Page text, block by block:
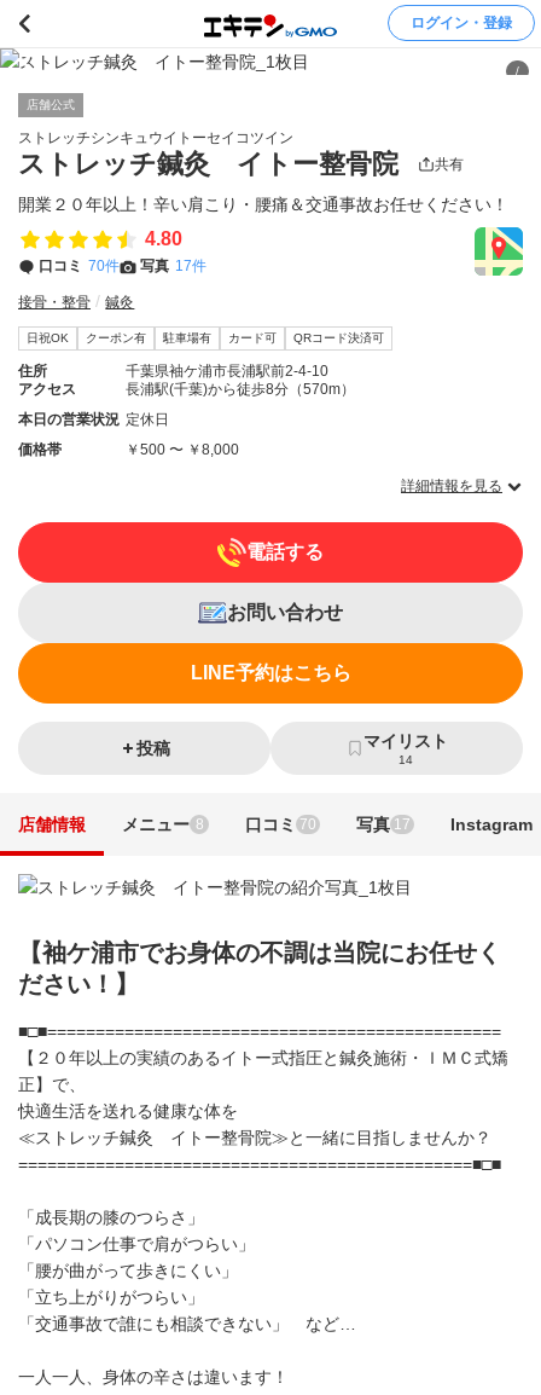
ログイン・登録
/
店舗公式
ストレッチシンキュウイトーセイコツイン
ストレッチ鍼灸 イトー整骨院 共有
開業２０年以上！辛い肩こり・腰痛＆交通事故お任せください！
4.80
口コミ 70件 写真 17件
接骨・整骨 鍼灸
日祝OK クーポン有 駐車場有 カード可 QRコード決済可
住所
千葉県袖ケ浦市長浦駅前2-4-10
アクセス
長浦駅(千葉)から徒歩8分（570m）
本日の営業状況 定休日
価格帯
￥500 〜 ￥8,000
詳細情報を見る
電話する
お問い合わせ
LINE予約はこちら
投稿 マイリスト
14
店舗情報 メニュー 8 口コミ 70 写真 17 Instagram
【袖ケ浦市でお身体の不調は当院にお任せく
ださい！】
■□■===============================================
【２０年以上の実績のあるイトー式指圧と鍼灸施術・ＩＭＣ式矯
正】で、
快適生活を送れる健康な体を
≪ストレッチ鍼灸 イトー整骨院≫と一緒に目指しませんか？
===============================================■□■
「成長期の膝のつらさ」
「パソコン仕事で肩がつらい」
「腰が曲がって歩きにくい」
「立ち上がりがつらい」
「交通事故で誰にも相談できない」 など…
一人一人、身体の辛さは違います！